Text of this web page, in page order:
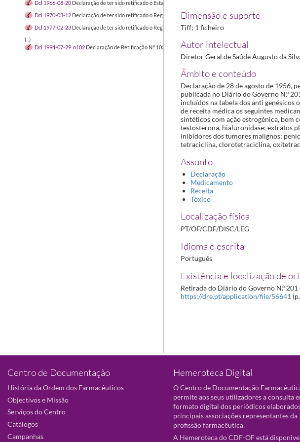
Dcl 1966-08-20 Declaração de ter sido retificado o Estatuto do Sindicato Nacional dos Farmacêuticos
Dcl 1970-03-12 Declaração de ter sido retificado o Regimento Geral dos Preços dos Medicamentos e
Dcl 1977-02-23 Declaração de ter sido retificado o Regimento Geral dos Preços dos Medicamentos e
(...)
Dcl 1994-07-29_n102 Declaração de Retificação N.º 102/94 referente relativo à rotulagem e folheto informativo
Dimensão e suporte
Tiff; 1 ficheiro
Autor intelectual
Diretor Geral de Saúde Augusto da
Âmbito e conteúdo
Declaração de 28 de agosto de 1956,
publicada no Diário do Governo N.º
incluídos na tabela dos anti genésicos
de receita médica os seguintes
sintéticos com ação estrogénica, bem
testosterona, hialuronidase; extratos
inibidores dos tumores malignos;
tetraciclina, clorotetraciclina,
Assunto
Declaração
Medicamento
Receita
Tóxico
Localização física
PT/OF/CDF/DISC/LEG
Idioma e escrita
Português
Existência e localização de
Retirada do Diário do Governo N.º
https://dre.pt/application/file/56641
Centro de Documentação
História da Ordem dos Farmacêuticos
Objectivos e Missão
Serviços do Centro
Catálogos
Campanhas
Hemeroteca Digital
O Centro de Documentação
permite aos seus utilizadores a consulta
formato digital dos periódicos
principais associações representantes da
profissão farmacêutica.
A Hemeroteca do CDF-OF está